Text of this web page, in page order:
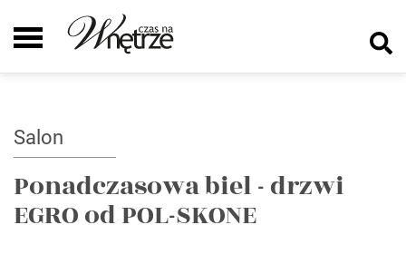
Salon
Ponadczasowa biel - drzwi
EGRO od POL-SKONE